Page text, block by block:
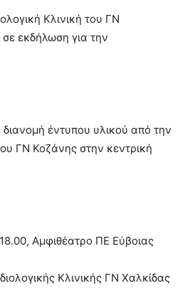
Κλινική του ΓΝ
εκδήλωση για την
έντυπου υλικού από την
ΓΝ Κοζάνης στην κεντρική
Αμφιθέατρο ΠΕ Εύβοιας
Κλινικής ΓΝ Χαλκίδας